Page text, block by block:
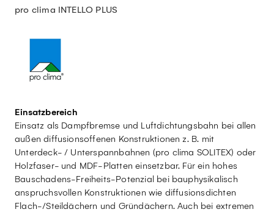
pro clima INTELLO PLUS
Einsatzbereich
Einsatz als Dampfbremse und Luftdichtungsbahn bei allen
außen diffusionsoffenen Konstruktionen z. B. mit
Unterdeck- / Unterspannbahnen (pro clima SOLITEX) oder
Holzfaser- und MDF-Platten einsetzbar. Für ein hohes
Bauschadens-Freiheits-Potenzial bei bauphysikalisch
anspruchsvollen Konstruktionen wie diffusionsdichten
Flach-/Steildächern und Gründächern. Auch bei extremen